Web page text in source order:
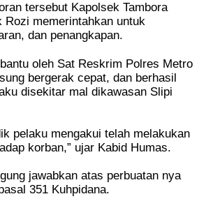
tersebut Kapolsek Tambora
Rozi memerintahkan untuk
dan penangkapan.
oleh Sat Reskrim Polres Metro
bergerak cepat, dan berhasil
disekitar mal dikawasan Slipi
pelaku mengakui telah melakukan
korban,” ujar Kabid Humas.
jawabkan atas perbuatan nya
351 Kuhpidana.